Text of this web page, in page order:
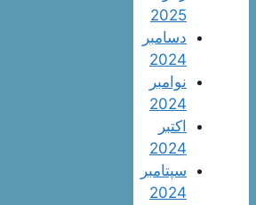
2025
دسامبر
2024
نوامبر
2024
اکتبر
2024
سپتامبر
2024